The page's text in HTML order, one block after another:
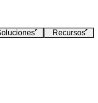
Recursos